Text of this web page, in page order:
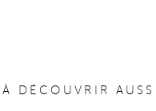
À DÉCOUVRIR AUSSI